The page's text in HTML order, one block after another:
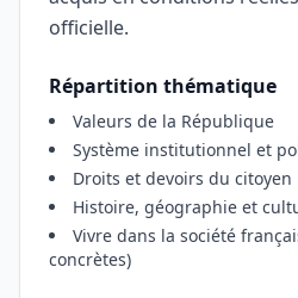
officielle.
Répartition thématique
Valeurs de la République
Système institutionnel et
Droits et devoirs du citoyen
Histoire, géographie et
Vivre dans la société
concrètes)